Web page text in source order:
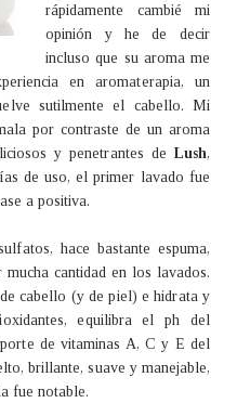
rápidamente cambié mi
opinión y he de decir
incluso que su aroma me
en aromaterapia, un
sutilmente el cabello. Mi
por contraste de un aroma
y penetrantes de Lush,
de uso, el primer lavado fue
a positiva.
hace bastante espuma,
cantidad en los lavados.
cabello (y de piel) e hidrata y
equilibra el ph del
de vitaminas A, C y E del
brillante, suave y manejable,
fue notable.